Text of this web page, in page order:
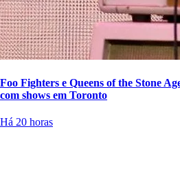
Foo Fighters e Queens of the Stone
com shows em Toronto
Há 20 horas